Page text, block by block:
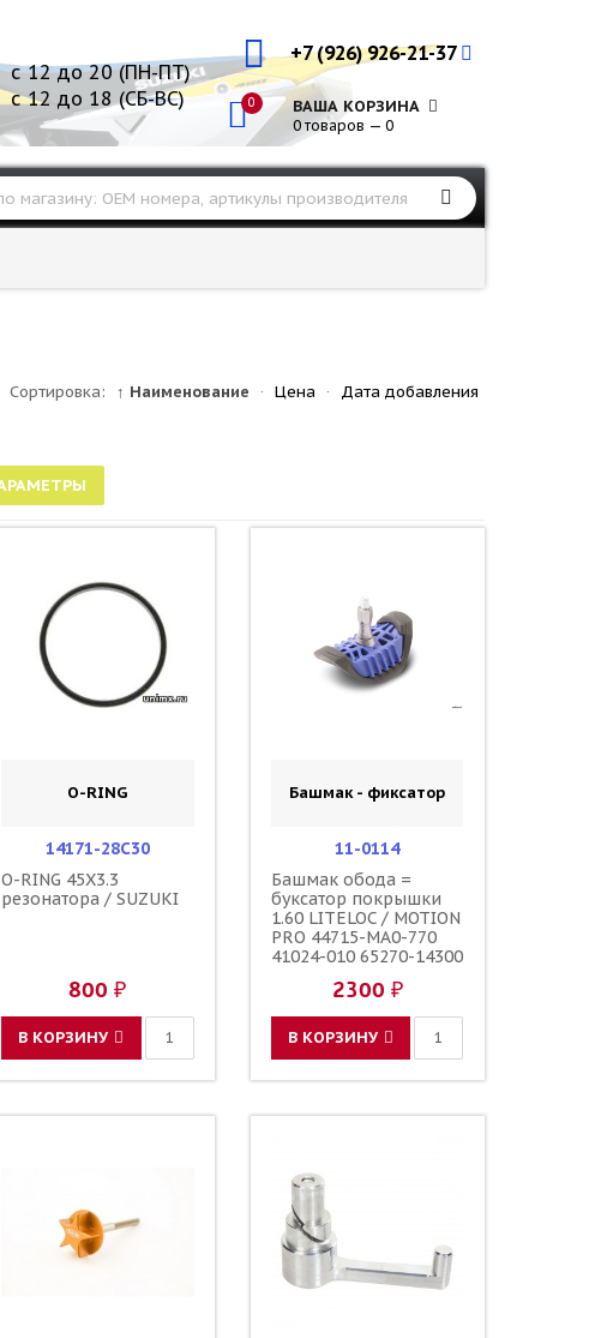
+7 (926) 926-21-37
0 ВАША КОРЗИНА
0 товаров — 0
с 12 до 20 (ПН-ПТ)
с 12 до 18 (СБ-ВС)
Сортировка: ↑ Наименование · Цена · Дата добавления
O-RING
14171-28C30
O-RING 45X3.3
резонатора / SUZUKI
800 ₽
В КОРЗИНУ
Башмак - фиксатор
11-0114
Башмак обода =
буксатор покрышки
1.60 LITELOC / MOTION
PRO 44715-MA0-770
41024-010 65270-14300
2300 ₽
В КОРЗИНУ